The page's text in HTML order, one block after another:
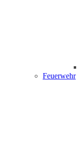
Feuerwehr